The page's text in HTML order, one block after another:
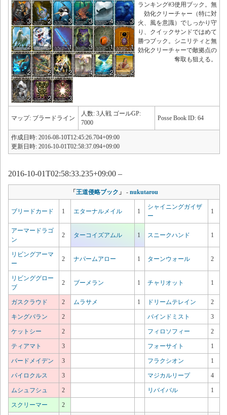
ランキング#3使用ブック。無
効化クリーチャー（特に対
火、風を意識）でしっかり守
り、クイックサンドではめて
勝つブック。シニリティと無
効化クリーチャーで敵拠点の
奪取も狙える。
マップ: ブラードライン
人数: 3人戦 ゴールGP:
7000
Posse Book ID: 64
作成日時: 2016-08-10T12:45:26.704+09:00
更新日時: 2016-10-01T02:58:37.094+09:00
2016-10-01T02:58:33.235+09:00 –
「王道侵略ブック 」 - nukutarou
ブリードカード 1 エターナルメイル 1
シャイニングガイザ
ー
1
アーマードラゴ
ン
2 ターコイズアムル 1 スニークハンド 1
リビングアーマ
ー
2 ナパームアロー 1 ターンウォール 2
リビンググロー
ブ
2 ブーメラン 1 チャリオット 1
ガスクラウド 2 ムラサメ 1 ドリームテレイン 2
キングバラン 2 バインドミスト 3
ケットシー 2 フィロソフィー 2
ティアマト 3 フォーサイト 1
バードメイデン 3 フラクシオン 1
パイロクルス 3 マジカルリープ 4
ムシュフシュ 2 リバイバル 1
スクリーマー 2